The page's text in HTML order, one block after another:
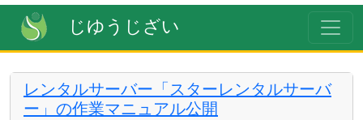
じゆうじざい
レンタルサーバー「スターレンタルサーバ
ー」の作業マニュアル公開